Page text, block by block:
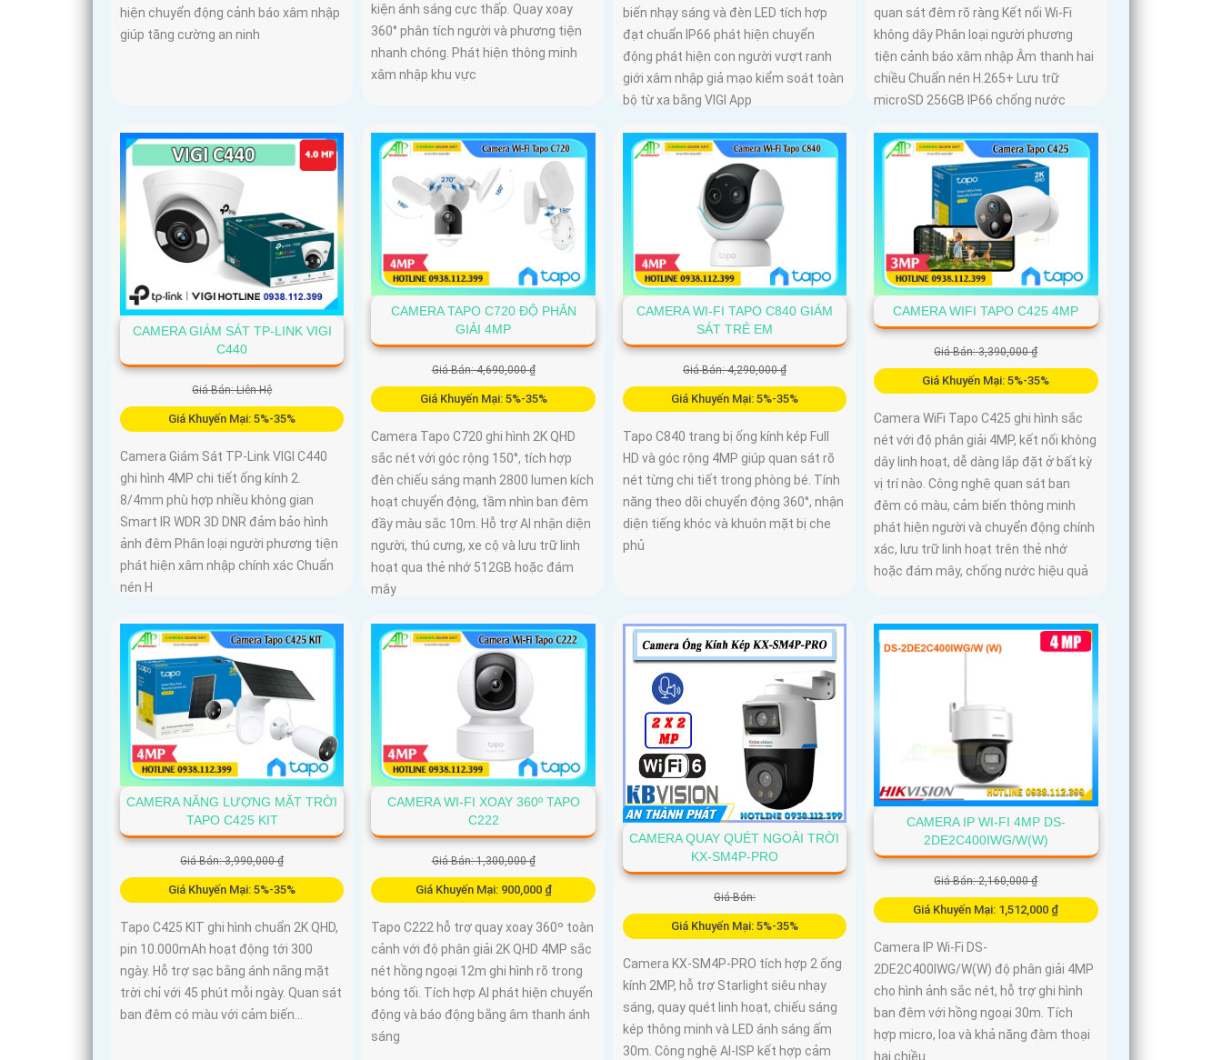
hiện chuyển động cảnh báo xâm nhập
giúp tăng cường an ninh
kiện ánh sáng cực thấp. Quay xoay
360° phân tích người và phương tiện
nhanh chóng. Phát hiện thông minh
xâm nhập khu vực
biến nhạy sáng và đèn LED tích hợp
đạt chuẩn IP66 phát hiện chuyển
động phát hiện con người vượt ranh
giới xâm nhập giả mạo kiểm soát toàn
bộ từ xa bằng VIGI App
quan sát đêm rõ ràng Kết nối Wi-Fi
không dây Phân loại người phương
tiện cảnh báo xâm nhập Âm thanh hai
chiều Chuẩn nén H.265+ Lưu trữ
microSD 256GB IP66 chống nước
CAMERA GIÁM SÁT TP-LINK VIGI
C440
Giá Bán: Liên Hệ
Giá Khuyến Mại: 5%-35%
Camera Giám Sát TP-Link VIGI C440
ghi hình 4MP chi tiết ống kính 2.
8/4mm phù hợp nhiều không gian
Smart IR WDR 3D DNR đảm bảo hình
ảnh đêm Phân loại người phương tiện
phát hiện xâm nhập chính xác Chuẩn
nén H
CAMERA TAPO C720 ĐỘ PHÂN
GIẢI 4MP
Giá Bán: 4,690,000 ₫
Giá Khuyến Mại: 5%-35%
Camera Tapo C720 ghi hình 2K QHD
sắc nét với góc rộng 150°, tích hợp
đèn chiếu sáng mạnh 2800 lumen kích
hoạt chuyển động, tầm nhìn ban đêm
đầy màu sắc 10m. Hỗ trợ AI nhận diện
người, thú cưng, xe cộ và lưu trữ linh
hoạt qua thẻ nhớ 512GB hoặc đám
mây
CAMERA WI-FI TAPO C840 GIÁM
SÁT TRẺ EM
Giá Bán: 4,290,000 ₫
Giá Khuyến Mại: 5%-35%
Tapo C840 trang bị ống kính kép Full
HD và góc rộng 4MP giúp quan sát rõ
nét từng chi tiết trong phòng bé. Tính
năng theo dõi chuyển động 360°, nhận
diện tiếng khóc và khuôn mặt bị che
phủ
CAMERA WIFI TAPO C425 4MP
Giá Bán: 3,390,000 ₫
Giá Khuyến Mại: 5%-35%
Camera WiFi Tapo C425 ghi hình sắc
nét với độ phân giải 4MP, kết nối không
dây linh hoạt, dễ dàng lắp đặt ở bất kỳ
vị trí nào. Công nghệ quan sát ban
đêm có màu, cảm biến thông minh
phát hiện người và chuyển động chính
xác, lưu trữ linh hoạt trên thẻ nhớ
hoặc đám mây, chống nước hiệu quả
CAMERA NĂNG LƯỢNG MẶT TRỜI
TAPO C425 KIT
Giá Bán: 3,990,000 ₫
Giá Khuyến Mại: 5%-35%
Tapo C425 KIT ghi hình chuẩn 2K QHD,
pin 10.000mAh hoạt động tới 300
ngày. Hỗ trợ sạc bằng ánh nắng mặt
trời chỉ với 45 phút mỗi ngày. Quan sát
ban đêm có màu với cảm biến...
CAMERA WI-FI XOAY 360º TAPO
C222
Giá Bán: 1,300,000 ₫
Giá Khuyến Mại: 900,000 ₫
Tapo C222 hỗ trợ quay xoay 360º toàn
cảnh với độ phân giải 2K QHD 4MP sắc
nét hồng ngoại 12m ghi hình rõ trong
bóng tối. Tích hợp AI phát hiện chuyển
động và báo động bằng âm thanh ánh
sáng
CAMERA QUAY QUÉT NGOÀI TRỜI
KX-SM4P-PRO
Giá Bán:
Giá Khuyến Mại: 5%-35%
Camera KX-SM4P-PRO tích hợp 2 ống
kính 2MP, hỗ trợ Starlight siêu nhạy
sáng, quay quét linh hoạt, chiếu sáng
kép thông minh và LED ánh sáng ấm
30m. Công nghệ AI-ISP kết hợp cảm
CAMERA IP WI-FI 4MP DS-
2DE2C400IWG/W(W)
Giá Bán: 2,160,000 ₫
Giá Khuyến Mại: 1,512,000 ₫
Camera IP Wi-Fi DS-
2DE2C400IWG/W(W) độ phân giải 4MP
cho hình ảnh sắc nét, hỗ trợ ghi hình
ban đêm với hồng ngoại 30m. Tích
hợp micro, loa và khả năng đàm thoại
hai chiều